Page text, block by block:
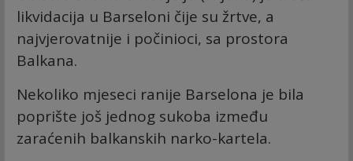
likvidacija u Barseloni čije su žrtve, a
najvjerovatnije i počinioci, sa prostora
Balkana.
Nekoliko mjeseci ranije Barselona je bila
poprište još jednog sukoba između
zaraćenih balkanskih narko-kartela.